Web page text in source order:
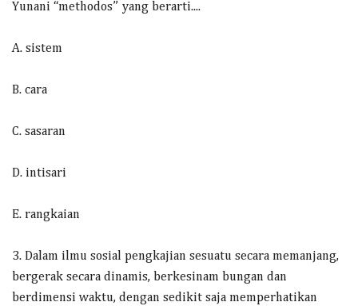
Yunani “methodos” yang berarti....
A. sistem
B. cara
C. sasaran
D. intisari
E. rangkaian
3. Dalam ilmu sosial pengkajian sesuatu secara memanjang,
bergerak secara dinamis, berkesinam bungan dan
berdimensi waktu, dengan sedikit saja memperhatikan